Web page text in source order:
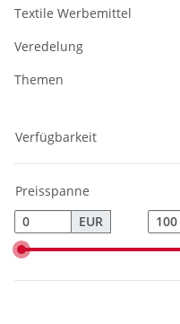
Textile Werbemittel
Veredelung
Themen
Verfügbarkeit
Preisspanne
EUR